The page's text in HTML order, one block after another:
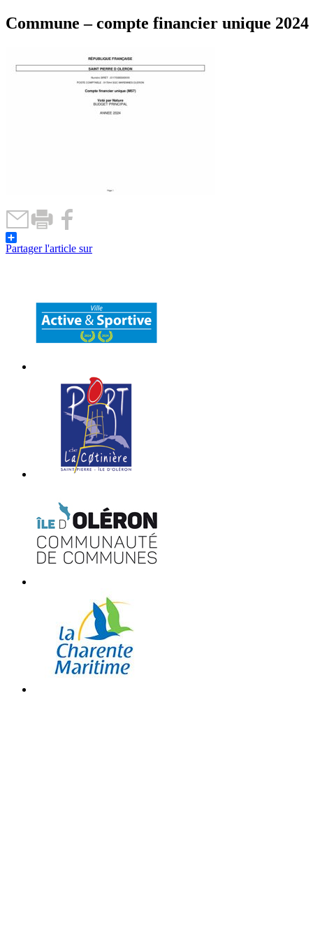
Commune – compte financier unique 2024
Partager l'article sur